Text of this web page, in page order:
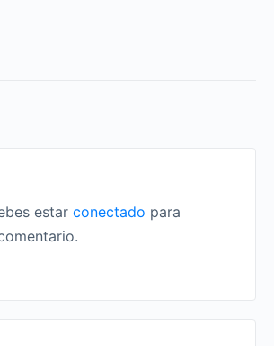
estar conectado para